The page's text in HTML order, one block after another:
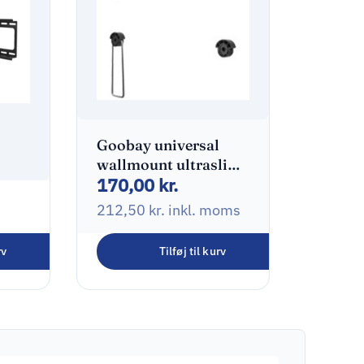
Goobay universal
wallmount ultraslim
32-55″
170,00 kr.
212,50 kr. inkl. moms
Tilføj til kurv